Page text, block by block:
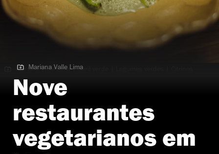
Mariana Valle Lima | Caril verde | Legumes verdes | Citrinos
verdes
Mariana Valle Lima
Nove
restaurantes
vegetarianos em